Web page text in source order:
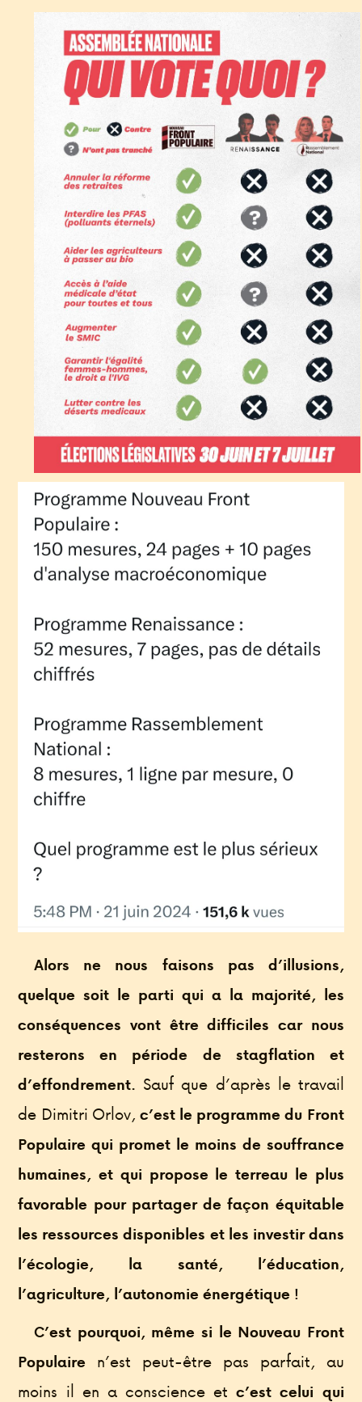
Alors ne nous faisons pas d’illusions,
quelque soit le parti qui a la majorité, les
conséquences vont être difficiles car nous
resterons en période de stagflation et
d’effondrement. Sauf que d’après le travail
de Dimitri Orlov, c’est le programme du Front
Populaire qui promet le moins de souffrance
humaines, et qui propose le terreau le plus
favorable pour partager de façon équitable
les ressources disponibles et les investir dans
l’écologie, la santé, l’éducation,
l’agriculture, l’autonomie énergétique !
C’est pourquoi, même si le Nouveau Front
Populaire n’est peut-être pas parfait, au
moins il en a conscience etc’est celui qui